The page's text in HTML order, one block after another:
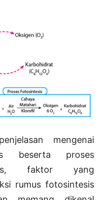
mengenai
beserta proses
faktor yang
rumus fotosintesis